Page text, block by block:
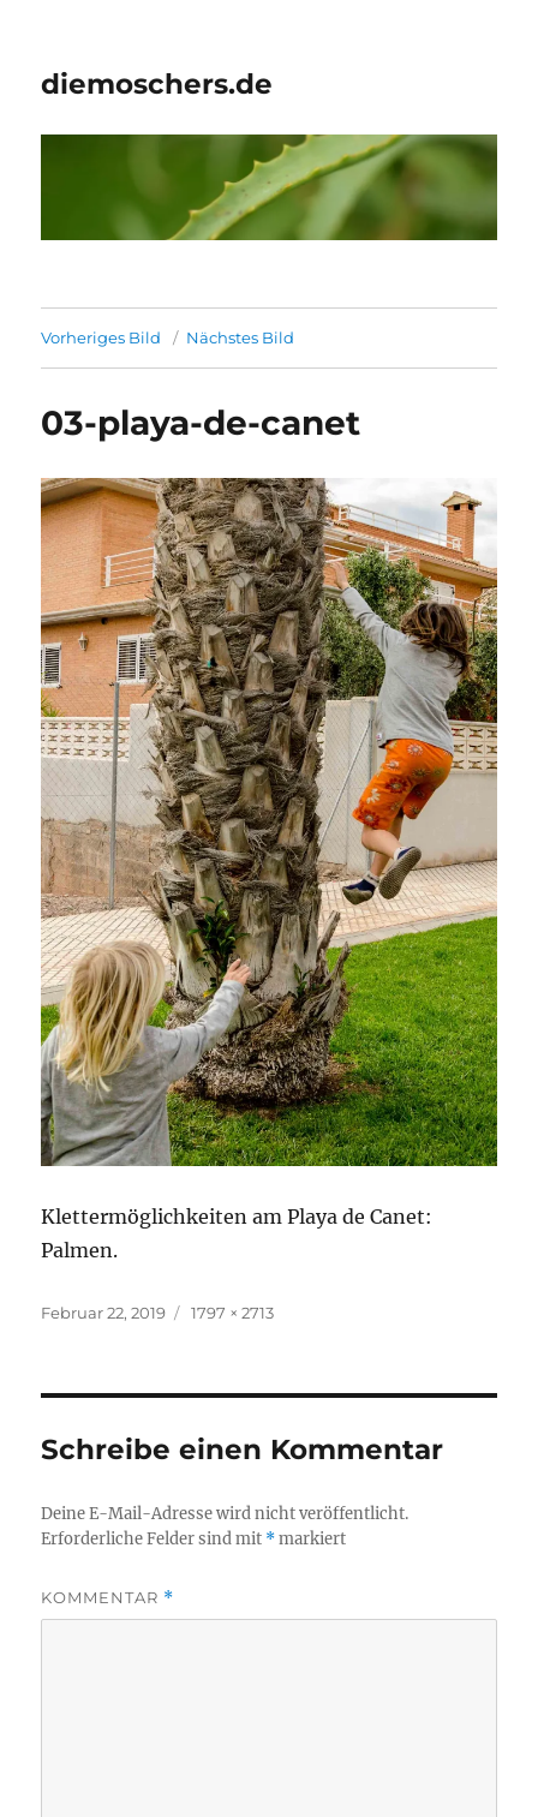
diemoschers.de
Vorheriges Bild Nächstes Bild
03-playa-de-canet
Klettermöglichkeiten am Playa de Canet:
Palmen.
Veröffentlicht
Februar 22, 2019 Originalgröße
1797 × 2713
Schreibe einen Kommentar
Deine E-Mail-Adresse wird nicht veröffentlicht.
Erforderliche Felder sind mit *markiert
KOMMENTAR *